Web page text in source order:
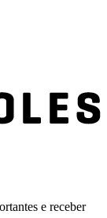
e receber